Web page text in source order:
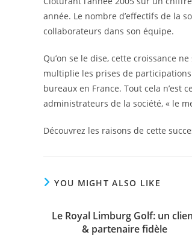
année. Le nombre d’effectifs de la
collaborateurs dans son équipe.
Qu’on se le dise, cette croissance
multiplie les prises de
bureaux en France. Tout cela n’est
administrateurs de la société, « le
Découvrez les raisons de cette
YOU MIGHT ALSO LIKE
Le Royal Limburg Golf: un
& partenaire fidèle